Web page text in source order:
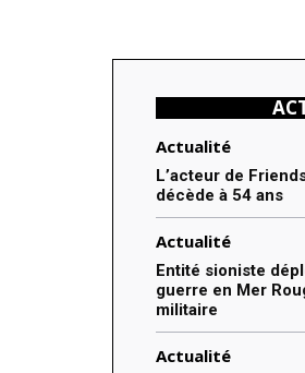
Actualité
L’acteur de
décède à 54 ans
Actualité
Entité sioniste
guerre en Mer
militaire
Actualité